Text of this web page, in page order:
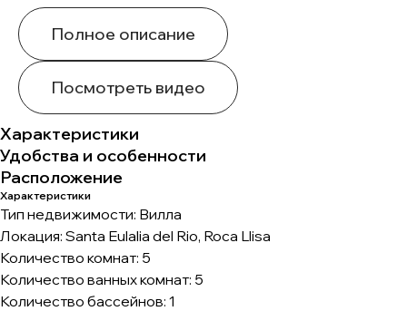
Полное описание
Посмотреть видео
Характеристики
Удобства и особенности
Расположение
Характеристики
Тип недвижимости: Вилла
Локация: Santa Eulalia del Rio, Roca Llisa
Количество комнат: 5
Количество ванных комнат: 5
Количество бассейнов: 1